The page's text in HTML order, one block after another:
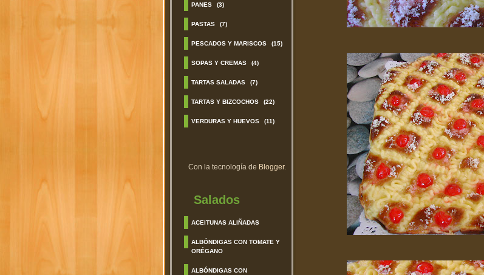
PANES (3)
PASTAS (7)
PESCADOS Y MARISCOS (15)
SOPAS Y CREMAS (4)
TARTAS SALADAS (7)
TARTAS Y BIZCOCHOS (22)
VERDURAS Y HUEVOS (11)
Con la tecnología de Blogger.
Salados
ACEITUNAS ALIÑADAS
ALBÓNDIGAS CON TOMATE Y
ORÉGANO
ALBÓNDIGAS CON